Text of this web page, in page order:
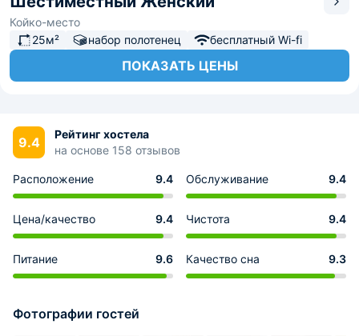
Койко-место
25м²
набор полотенец бесплатный Wi-fi
ПОКАЗАТЬ ЦЕНЫ
9.4
Рейтинг хостела
на основе 158 отзывов
Расположение 9.4 Обслуживание 9.4
Цена/качество 9.4 Чистота 9.4
Питание 9.6 Качество сна 9.3
Фотографии гостей